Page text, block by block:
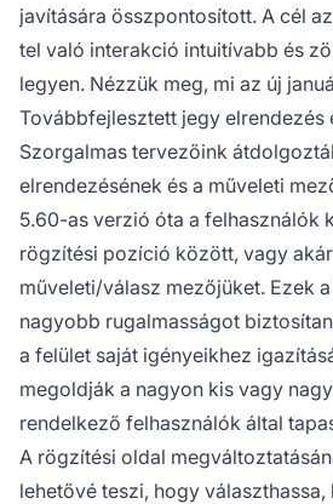
javítására összpontosított. A cél
tel való interakció intuitívabb és
legyen. Nézzük meg, mi az új
Továbbfejlesztett jegy elrendezés
Szorgalmas tervezőink
elrendezésének és a műveleti
5.60-as verzió óta a felhasználók
rögzítési pozíció között, vagy
műveleti/válasz mezőjüket. Ezek
nagyobb rugalmasságot
a felület saját igényeikhez
megoldják a nagyon kis vagy
rendelkező felhasználók által
A rögzítési oldal
lehetővé teszi, hogy